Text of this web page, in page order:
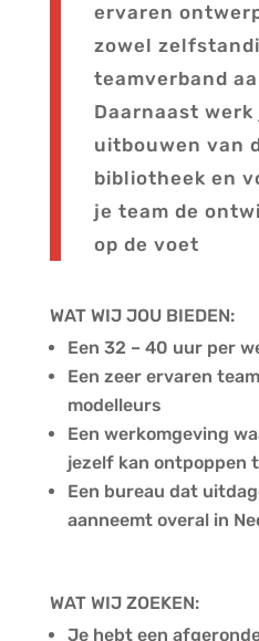
ervaren
zowel
teamverband
Daarnaast
uitbouwen van
bibliotheek en
je team de
op de voet
WAT WIJ JOU BIEDEN:
Een 32 – 40 uur per
Een zeer ervaren
modelleurs
Een werkomgeving
jezelf kan ontpoppen
Een bureau dat
aanneemt overal in
WAT WIJ ZOEKEN:
Je hebt een